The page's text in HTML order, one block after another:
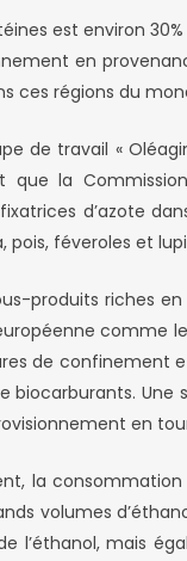
est environ
en
ces régions du
de travail «
la
d’azote
pois, féveroles et
produits
comme
de confinement
Une
en
la
volumes
l’éthanol, mais